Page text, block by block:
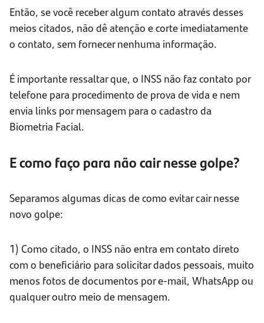
Então, se você receber algum contato através desses
meios citados, não dê atenção e corte imediatamente
o contato, sem fornecer nenhuma informação.
É importante ressaltar que, o INSS não faz contato por
telefone para procedimento de prova de vida e nem
envia links por mensagem para o cadastro da
Biometria Facial.
E como faço para não cair nesse golpe?
Separamos algumas dicas de como evitar cair nesse
novo golpe:
1) Como citado, o INSS não entra em contato direto
com o beneficiário para solicitar dados pessoais, muito
menos fotos de documentos por e-mail, WhatsApp ou
qualquer outro meio de mensagem.